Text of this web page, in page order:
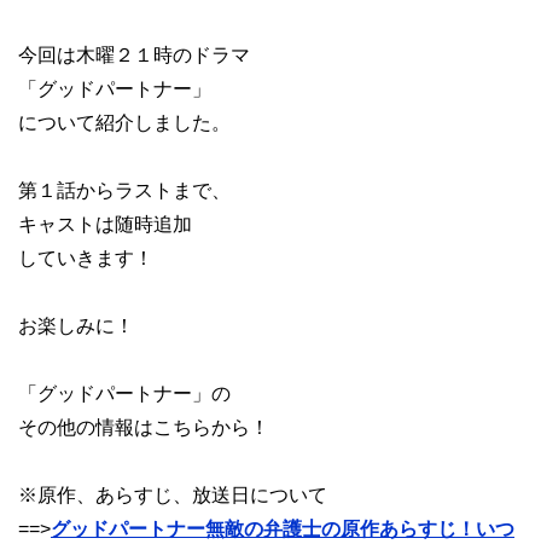
今回は木曜２１時のドラマ
「グッドパートナー」
について紹介しました。
第１話からラストまで、
キャストは随時追加
していきます！
お楽しみに！
「グッドパートナー」の
その他の情報はこちらから！
※原作、あらすじ、放送日について
==>グッドパートナー無敵の弁護士の原作あらすじ！いつ